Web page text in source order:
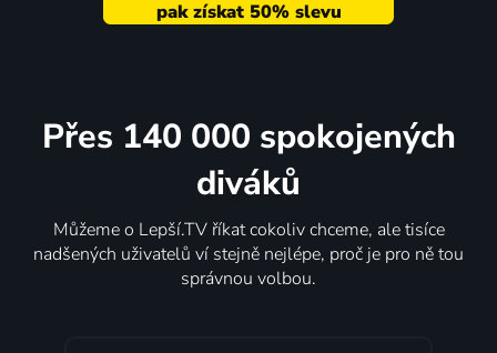
Přes 140 000 spokojených
diváků
Můžeme o Lepší.TV říkat cokoliv chceme, ale tisíce
nadšených uživatelů ví stejně nejlépe, proč je pro ně tou
správnou volbou.